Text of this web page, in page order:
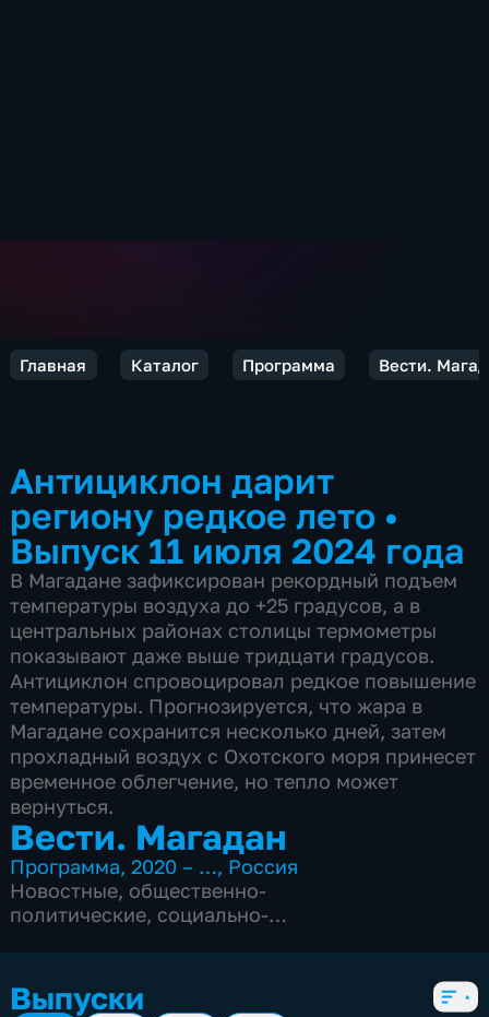
Главная Каталог Программа Вести.
Антициклон дарит
региону редкое лето •
Выпуск 11 июля 2024 года
В Магадане зафиксирован рекордный подъем
температуры воздуха до +25 градусов, а в
центральных районах столицы термометры
показывают даже выше тридцати градусов.
Антициклон спровоцировал редкое повышение
температуры. Прогнозируется, что жара в
Магадане сохранится несколько дней, затем
прохладный воздух с Охотского моря принесет
временное облегчение, но тепло может
вернуться.
Вести. Магадан
Программа,2020 – …, Россия
Новостные, общественно-
политические, социально-
4 сезона, 1187 выпусков
Выпуски